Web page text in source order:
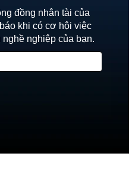
đồng nhân tài của
khi có cơ hội việc
nghiệp của bạn.